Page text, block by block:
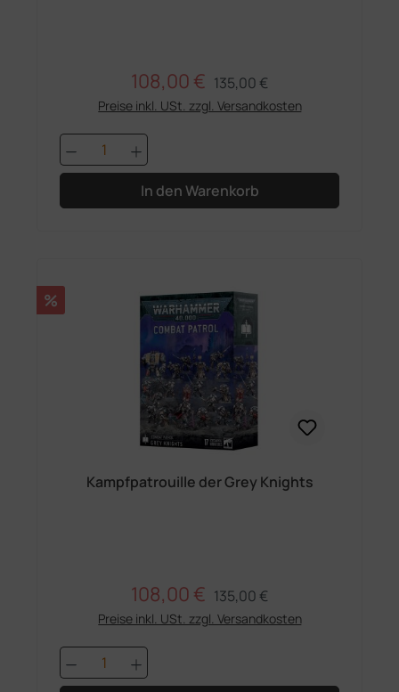
Verkaufspreis:
108,00 € Regulärer Preis:
135,00 €
Preise inkl. USt. zzgl. Versandkosten
Produkt Anzahl: Gib den
In den Warenkorb
Rabatt
%
Kampfpatrouille der Grey Knights
Verkaufspreis:
108,00 € Regulärer Preis:
135,00 €
Preise inkl. USt. zzgl. Versandkosten
Produkt Anzahl: Gib den